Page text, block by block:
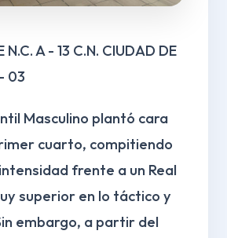
N.C. A - 13 C.N. CIUDAD DE
03
Masculino plantó cara
cuarto, compitiendo
frente a un Real
superior en lo táctico y
embargo, a partir del